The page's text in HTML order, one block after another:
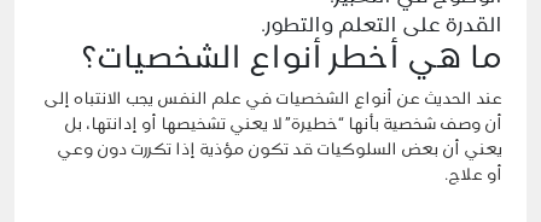
القدرة على التعلم والتطور.
ما هي أخطر أنواع الشخصيات؟
عند الحديث عن أنواع الشخصيات في علم النفس يجب الانتباه إلى
أن وصف شخصية بأنها “خطيرة” لا يعني تشخيصها أو إدانتها، بل
يعني أن بعض السلوكيات قد تكون مؤذية إذا تكررت دون وعي
أو علاج.